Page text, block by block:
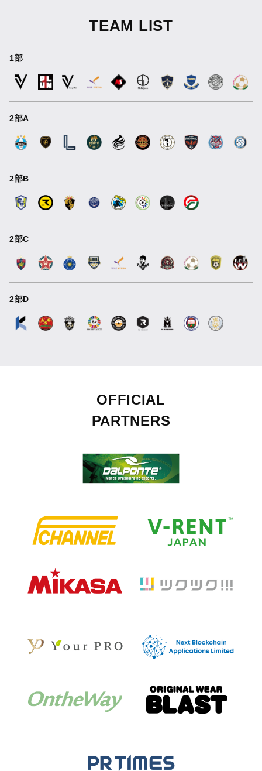
TEAM LIST
1部
2部A
2部B
2部C
2部D
OFFICIAL
PARTNERS